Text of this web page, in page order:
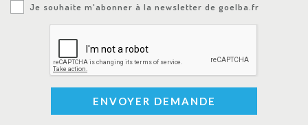
Je souhaite m'abonner à la newsletter de goelba.fr
ENVOYER DEMANDE